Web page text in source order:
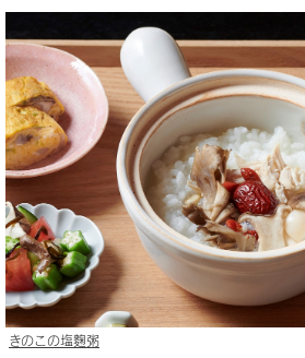
きのこの塩麴粥